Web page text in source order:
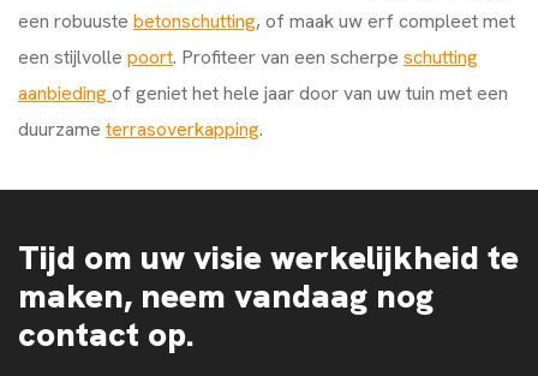
een robuuste betonschutting, of maak uw erf compleet met
een stijlvolle poort. Profiteer van een scherpe schutting
aanbiedingof geniet het hele jaar door van uw tuin met een
duurzame terrasoverkapping.
Tijd om uw visie werkelijkheid te
maken, neem vandaag nog
contact op.